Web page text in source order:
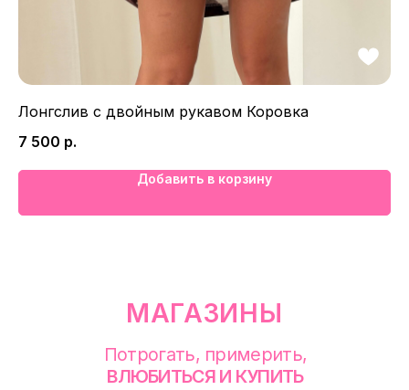
Лонгслив с двойным рукавом Коровка
7 500 р.
Добавить в корзину
Сакко и Ванцетти, 99
+7 (922) 030-63-11
с 10-00 до 21-00
смотреть в Яндекс. Картах